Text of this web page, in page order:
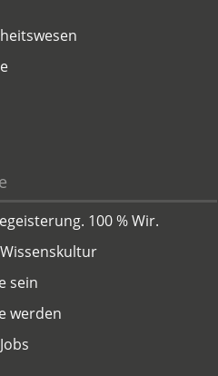
100 % Wir.
sein
werden